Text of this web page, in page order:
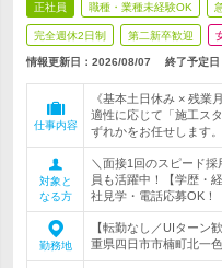
正社員 職種・業種未経験OK
完全週休2日制 第二新卒歓迎
情報更新日：2026/08/07 終了予定日
仕事内容
《基本土日休み × 残業
適性に応じて「施工ス
ずれかをお任せします。
対象と
なる方
＼面接1回のスピード
員も活躍中！【学歴・
社見学・電話応募OK！
勤務地
【転勤なし／UIターン
重県四日市市楠町北一